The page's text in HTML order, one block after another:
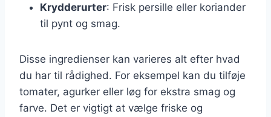
Krydderurter: Frisk persille eller koriander
til pynt og smag.
Disse ingredienser kan varieres alt efter hvad
du har til rådighed. For eksempel kan du tilføje
tomater, agurker eller løg for ekstra smag og
farve. Det er vigtigt at vælge friske og